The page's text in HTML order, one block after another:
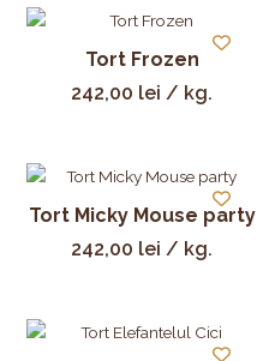
Tort Frozen
242,00 lei / kg.
Tort Micky Mouse party
242,00 lei / kg.